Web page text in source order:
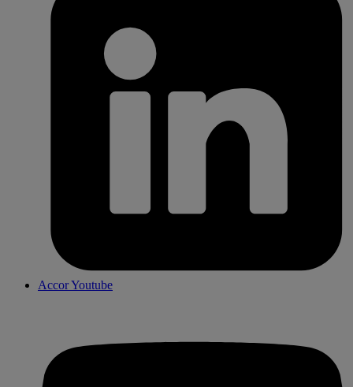
Accor Youtube